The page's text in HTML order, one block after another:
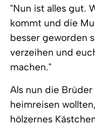
"Nun ist alles gut.
kommt und die
besser geworden
verzeihen und
machen."
Als nun die
heimreisen
hölzernes